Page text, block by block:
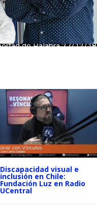
Discapacidad visual e
inclusión en Chile:
Fundación Luz en Radio
UCentral